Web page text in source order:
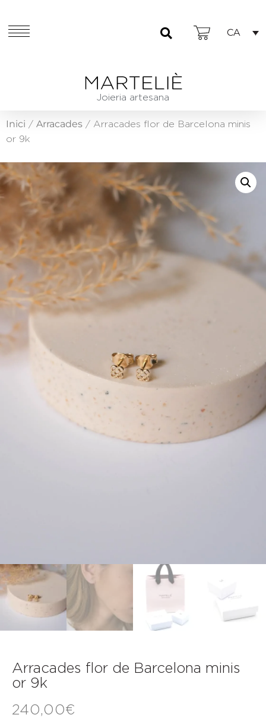
CA
Joieria artesana
Inici / Arracades / Arracades flor de Barcelona minis
or 9k
Arracades flor de Barcelona minis
or 9k
240,00€